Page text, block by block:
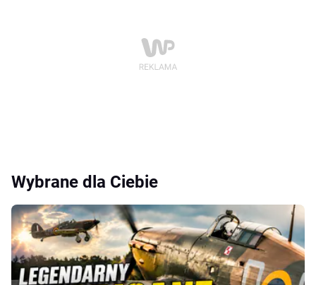
Wybrane dla Ciebie